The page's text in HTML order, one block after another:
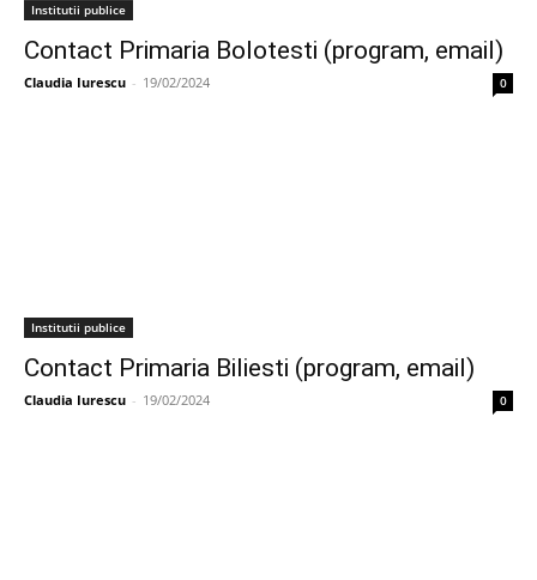
Institutii publice
Contact Primaria Bolotesti (program, email)
Claudia Iurescu - 19/02/2024 0
Institutii publice
Contact Primaria Biliesti (program, email)
Claudia Iurescu - 19/02/2024 0